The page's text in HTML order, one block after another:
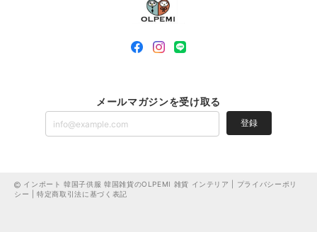
メールマガジンを受け取る
登録
インポート 韓国子供服 韓国雑貨のOLPEMI 雑貨 インテリア |
プライバシーポリ
シー
|特定商取引法に基づく表記